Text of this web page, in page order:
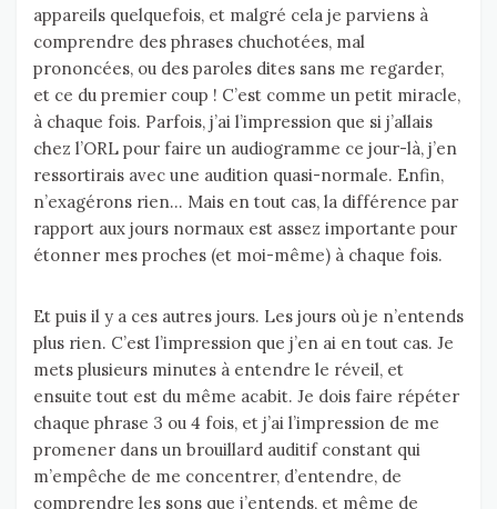
appareils quelquefois, et malgré cela je parviens à
comprendre des phrases chuchotées, mal
prononcées, ou des paroles dites sans me regarder,
et ce du premier coup ! C’est comme un petit miracle,
à chaque fois. Parfois, j’ai l’impression que si j’allais
chez l’ORL pour faire un audiogramme ce jour-là, j’en
ressortirais avec une audition quasi-normale. Enfin,
n’exagérons rien… Mais en tout cas, la différence par
rapport aux jours normaux est assez importante pour
étonner mes proches (et moi-même) à chaque fois.
Et puis il y a ces autres jours. Les jours où je n’entends
plus rien. C’est l’impression que j’en ai en tout cas. Je
mets plusieurs minutes à entendre le réveil, et
ensuite tout est du même acabit. Je dois faire répéter
chaque phrase 3 ou 4 fois, et j’ai l’impression de me
promener dans un brouillard auditif constant qui
m’empêche de me concentrer, d’entendre, de
comprendre les sons que j’entends, et même de